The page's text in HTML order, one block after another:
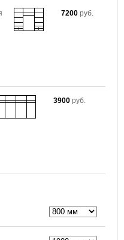
7200 руб.
3900 руб.